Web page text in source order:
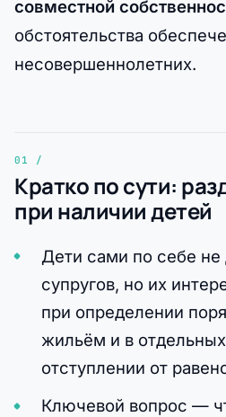
совместной
обстоятельства
несовершеннолетних.
Кратко по сути:
при наличии детей
Дети сами по себе
супругов, но их
при определении
жильём и в
отступлении от
Ключевой вопрос —